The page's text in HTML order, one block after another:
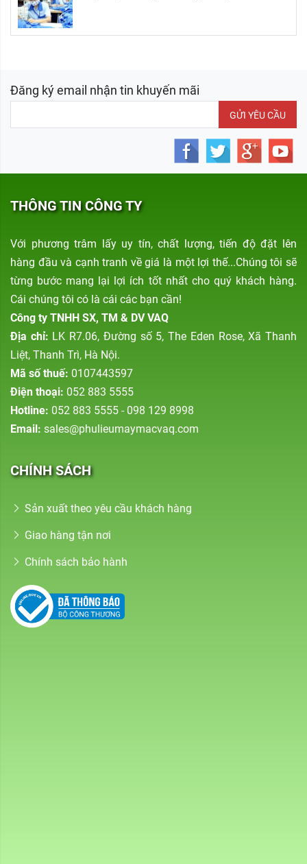
Đăng ký email nhận tin khuyến mãi
GỬI YÊU CẦU
THÔNG TIN CÔNG TY
Với phương trâm lấy uy tín, chất lượng, tiến độ đặt lên
hàng đầu và cạnh tranh về giá là một lợi thế...Chúng tôi sẽ
từng bước mang lại lợi ích tốt nhất cho quý khách hàng.
Cái chúng tôi có là cái các bạn cần!
Công ty TNHH SX, TM & DV VAQ
Địa chỉ: LK R7.06, Đường số 5, The Eden Rose, Xã Thanh
Liệt, Thanh Trì, Hà Nội.
Mã số thuế: 0107443597
Điện thoại: 052 883 5555
Hotline: 052 883 5555 - 098 129 8998
Email: sales@phulieumaymacvaq.com
CHÍNH SÁCH
Sản xuất theo yêu cầu khách hàng
Giao hàng tận nơi
Chính sách bảo hành